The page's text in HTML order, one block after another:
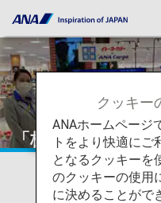
「株式会社日本産
クッキー
ANAホームページ
トをより快適に
となるクッキーを
のクッキーの使用
に決めることがで